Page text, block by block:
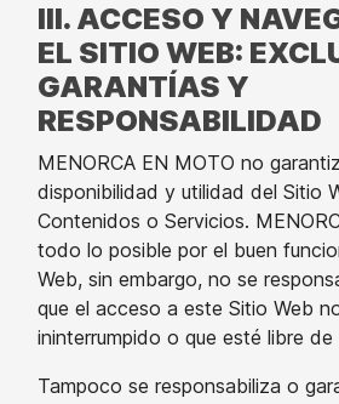
III. ACCESO Y
EL SITIO WEB:
GARANTÍAS Y
RESPONSABILIDAD
MENORCA EN MOTO no
disponibilidad y utilidad del Sitio
Contenidos o Servicios.
todo lo posible por el buen
Web, sin embargo, no se
que el acceso a este Sitio Web
ininterrumpido o que esté libre de
Tampoco se responsabiliza o